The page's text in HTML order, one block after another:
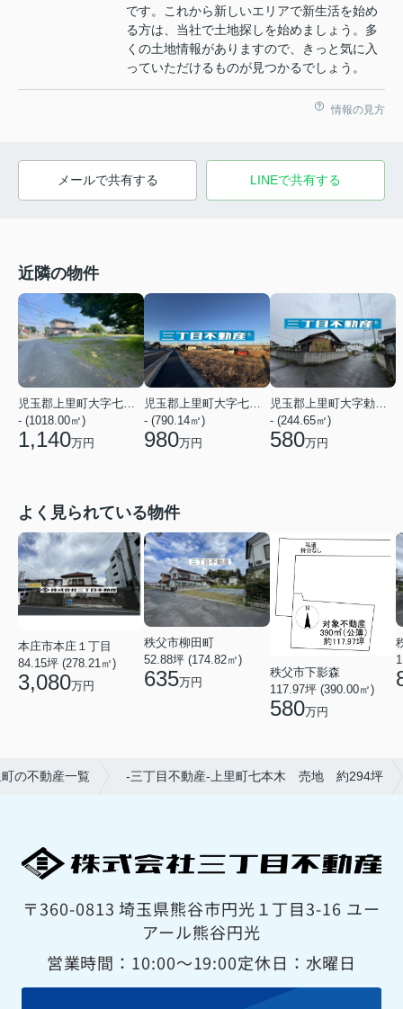
です。これから新しいエリアで新生活を始め
る方は、当社で土地探しを始めましょう。多
くの土地情報がありますので、きっと気に入
っていただけるものが見つかるでしょう。
情報の見方
メールで共有する LINEで共有する
近隣の物件
- (1018.00㎡)
1,140万円
- (790.14㎡)
980万円
- (244.65㎡)
580万円
よく見られている物件
本庄市本庄１丁目
84.15坪 (278.21㎡)
3,080万円
秩父市柳田町
52.88坪 (174.82㎡)
635万円
秩父市下影森
117.97坪 (390.00㎡)
580万円
の不動産一覧 -三丁目不動産-上里町七本木 売地 約294坪
〒360-0813 埼玉県熊谷市円光１丁目3-16 ユー
アール熊谷円光
営業時間：10:00〜19:00定休日：水曜日